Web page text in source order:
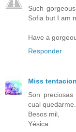
Such
Sofia but I am
Have a
Responder
Miss
Son
cual
Besos mil,
Yésica.